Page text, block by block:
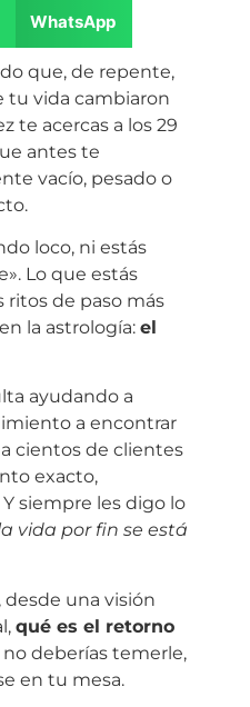
WhatsApp
que, de repente,
tu vida cambiaron
te acercas a los 29
antes te
vacío, pesado o
loco, ni estás
Lo que estás
ritos de paso más
la astrología: el
ayudando a
a encontrar
cientos de clientes
exacto,
siempre les digo lo
vida por fin se está
una visión
qué es el retorno
deberías temerle,
en tu mesa.